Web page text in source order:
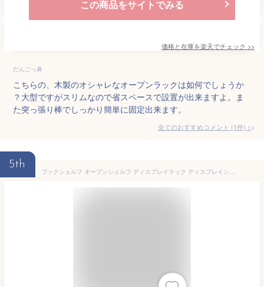
この商品をサイトでみる
価格と在庫を楽天でチェック >>
だんごっ鼻
こちらの、木製のオシャレなオープンラックは如何でしょうか
？大型ですがスリムなので省スペースで設置が出来ますよ。ま
た突っ張り棒でしっかり簡単に固定出来ます。
全てのおすすめコメント (1件) >
5th
ブックシェルフ オープンシェルフ ディスプレイラック ディスプレイシェルフ マガジンラック 幅90cm 伸縮シェルフ L字型シェルフ 間仕切り 背面化粧 おしゃれ 北欧 ナチュラル ホワイト ブラウン ライク伸縮ラック ハイタイプ （WH/DNA/LBR）